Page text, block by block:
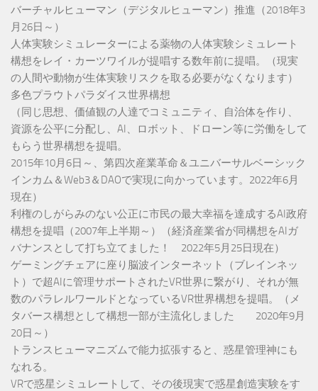
バーチャルヒューマン（デジタルヒューマン）推進（2018年3
月26日～）
人体実験シミュレーターによる薬物の人体実験シミュレート
構想をレイ・カーツワイルが提唱する数年前に提唱。（現実
の人間や動物が生体実験リスクを取る必要がなくなります）
多色プラウトパラダイス世界構想
（同じ思想、価値観の人達でコミュニティ、自治体を作り、
資源を公平に分配し、AI、ロボット、ドローン等に労働をして
もらう世界構想を提唱。
2015年10月6日～、第四次産業革命＆ユニバーサルベーシック
インカム＆Web3＆DAOで実現に向かっています。2022年6月
現在）
利権のしがらみのない公正に市民の最大幸福を達成するAI政府
構想を提唱（2007年上半期～）（経済産業省が同構想をAIガ
バナンスとして打ち立てました！ 2022年5月25日現在）
ゲーミングチェアに座り脳波インターネット（ブレインネッ
ト）で超AIに管理サポートされたVR世界に繋がり、それが無
数のパラレルワールドとなっているVR世界構想を提唱。（メ
タバース構想として構想一部が主流化しました 2020年9月
20日～）
トランスヒューマニズムで能力拡張すると、惑星管理神にも
なれる。
VRで惑星シミュレートして、その後現実で惑星創造実験をす